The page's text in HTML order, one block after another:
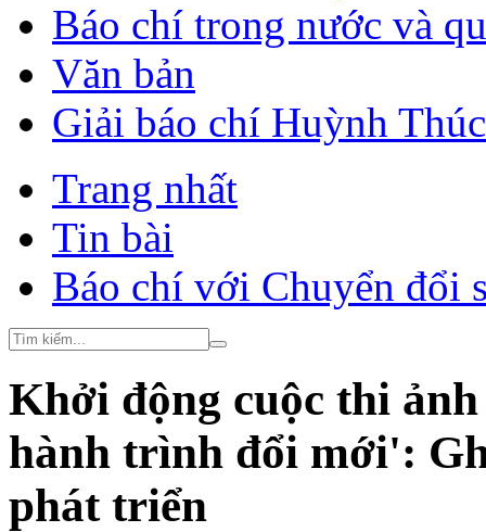
Báo chí trong nước và
Văn bản
Giải báo chí Huỳnh
Trang nhất
Tin bài
Báo chí với Chuyển đổi
Khởi động cuộc thi
hành trình đổi mới':
phát triển